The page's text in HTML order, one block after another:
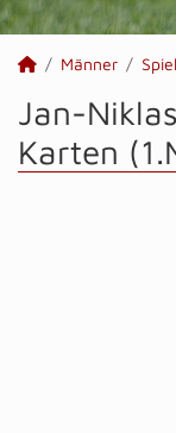
Männer
Jan-
Karten